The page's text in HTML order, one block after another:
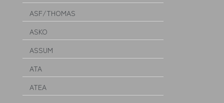
ASF/THOMAS
ASKO
ASSUM
ATA
ATEA